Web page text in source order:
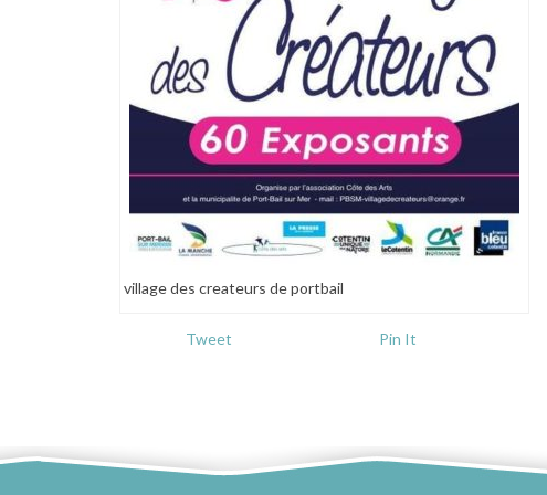
village des createurs de portbail
Tweet Pin It